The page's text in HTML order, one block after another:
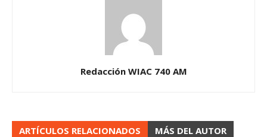
Redacción WIAC 740 AM
ARTÍCULOS RELACIONADOS MÁS DEL AUTOR